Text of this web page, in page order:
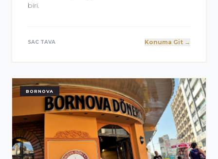
biri.
SAC TAVA Konuma Git →
BORNOVA